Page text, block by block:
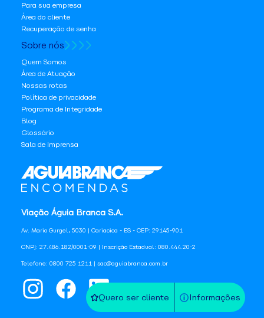
Quero ser cliente Informações
Viação Águia Branca S.A.
Av. Mario Gurgel, 5030 | Cariacica - ES - CEP: 29145-901
CNPJ: 27.486.182/0001-09 | Inscrição Estadual: 080.444.20-2
Telefone: 0800 725 1211 | sac@aguiabranca.com.br
Para sua empresa
Área do cliente
Recuperação de senha
Sobre nós
Quem Somos
Área de Atuação
Nossas rotas
Política de privacidade
Programa de Integridade
Blog
Glossário
Sala de Imprensa